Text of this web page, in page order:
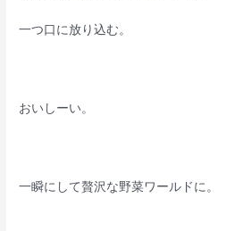
一つ口に放り込む。
おいしーい。
一瞬にして贅沢な野菜ワールドに。